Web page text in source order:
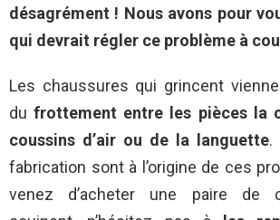
désagrément ! Nous avons pour
qui devrait régler ce problème à
Les chaussures qui grincent
dufrottement entre les pièces la
coussins d’air ou de la languette.
fabrication sont à l’origine de ces
venez d’acheter une paire de